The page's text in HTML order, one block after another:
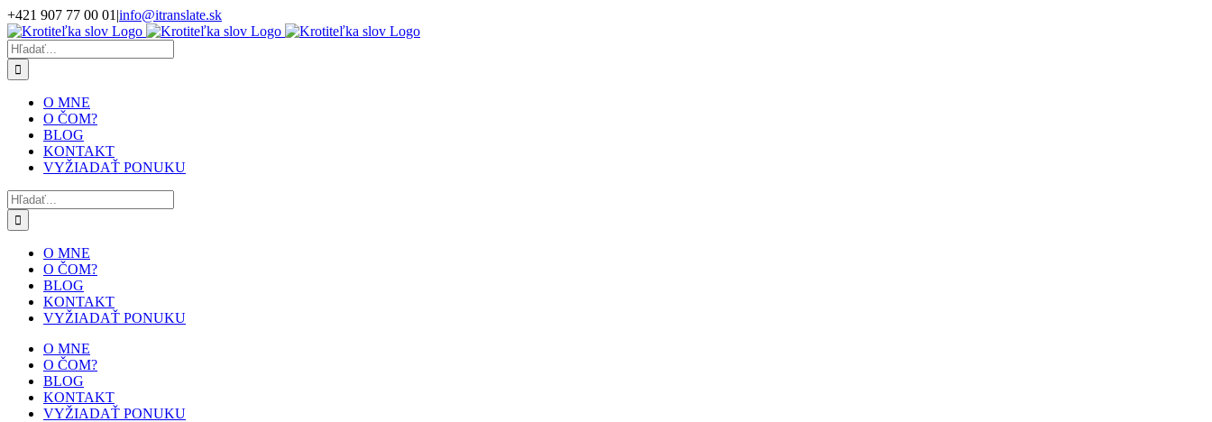
Skip
to
content
+421 907 77 00 01 |info@itranslate.sk
Facebook
LinkedIn
Hľadať:
O MNE
O ČOM?
BLOG
KONTAKT
VYŽIADAŤ PONUKU
Hľadať:
O MNE
O ČOM?
BLOG
KONTAKT
VYŽIADAŤ PONUKU
O MNE
O ČOM?
BLOG
KONTAKT
VYŽIADAŤ PONUKU